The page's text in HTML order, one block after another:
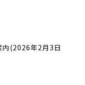
内(2026年2月3日